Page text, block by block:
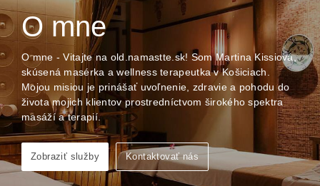
O mne
O mne - Vitajte na old.namastte.sk! Som Martina Kissiová,
skúsená masérka a wellness terapeutka v Košiciach.
Mojou misiou je prinášať uvoľnenie, zdravie a pohodu do
života mojich klientov prostredníctvom širokého spektra
masáží a terapií.
Zobraziť služby Kontaktovať nás